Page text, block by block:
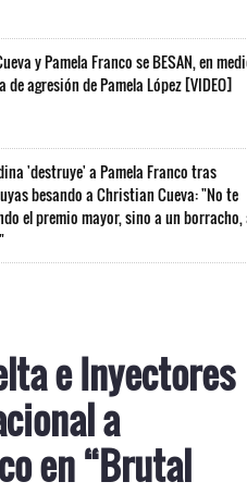
y Pamela Franco se BESAN, en
de agresión de Pamela López [VIDEO]
'destruye' a Pamela Franco tras
besando a Christian Cueva: "No te
el premio mayor, sino a un borracho,
e Inyectores
a
en “Brutal